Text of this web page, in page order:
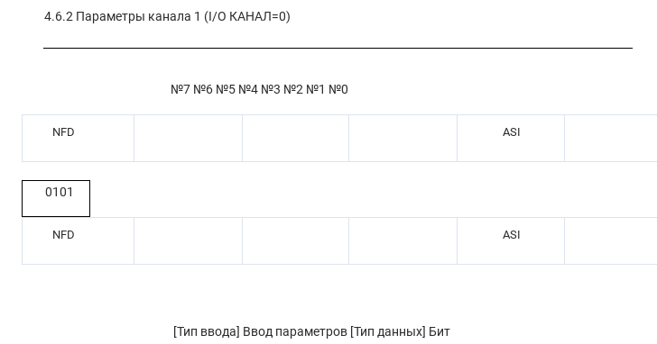
4.6.2 Параметры канала 1 (I/O КАНАЛ=0)
№7 №6 №5 №4 №3 №2 №1 №0
NFD ASI
0101
NFD ASI
[Тип ввода] Ввод параметров [Тип данных] Бит